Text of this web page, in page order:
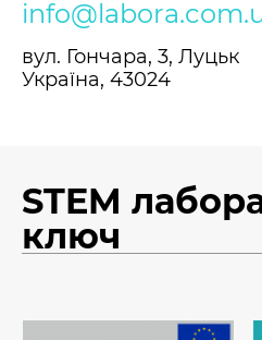
вул. Гончара, 3, Луцьк
Україна, 43024
STEM
ключ